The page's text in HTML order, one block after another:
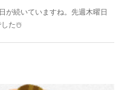
が続いていますね。先週木曜日
した☃️